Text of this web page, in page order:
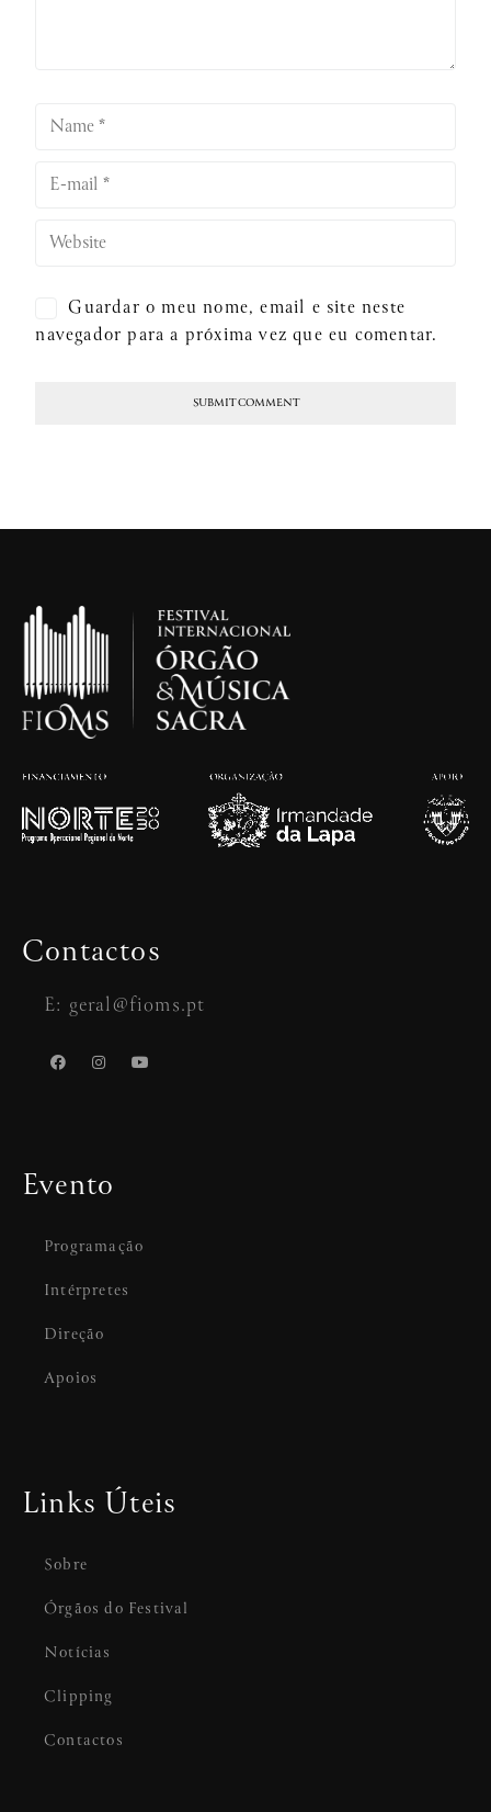
Guardar o meu nome, email e site neste
navegador para a próxima vez que eu comentar.
Contactos
E: geral@fioms.pt
Evento
Programação
Intérpretes
Direção
Apoios
Links Úteis
Sobre
Órgãos do Festival
Notícias
Clipping
Contactos